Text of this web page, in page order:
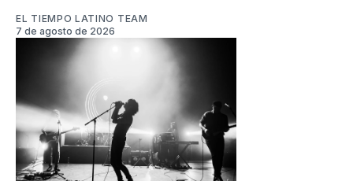
EL TIEMPO LATINO TEAM
7 de agosto de 2026